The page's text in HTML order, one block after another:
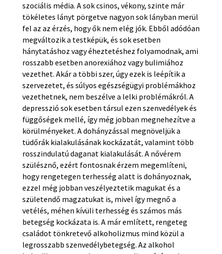
szociális média. A sok csinos, vékony, szinte már
tökéletes lányt pörgetve nagyon sok lányban merül
fel az az érzés, hogy ők nem elég jók. Ebből adódóan
megváltozik a testképük, és sok esetben
hánytatáshoz vagy éheztetéshez folyamodnak, ami
rosszabb esetben anorexiához vagy bulimiához
vezethet. Akár a többi szer, úgy ezek is leépítik a
szervezetet, és súlyos egészségügyi problémákhoz
vezethetnek, nem beszélve a lelki problémákról. A
depresszió sok esetben társul ezen szenvedélyek és
függőségek mellé, így még jobban megnehezítve a
körülményeket. A dohányzással megnöveljük a
tüdőrák kialakulásának kockázatát, valamint több
rosszindulatú daganat kialakulását. A nővérem
szülésznő, ezért fontosnak érzem megemlíteni,
hogy rengetegen terhesség alatt is dohányoznak,
ezzel még jobban veszélyeztetik magukat és a
születendő magzatukat is, mivel így megnő a
vetélés, méhen kívüli terhesség és számos más
betegség kockázata is. A már említett, rengeteg
családot tönkretevő alkoholizmus mind közül a
legrosszabb szenvedélybetegség. Az alkohol